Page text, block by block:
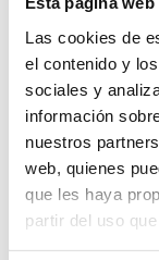
Las cookies de
el contenido y
sociales y
información
nuestros
web, quienes
que les haya
partir del uso
Flujo marrón:
embarazo